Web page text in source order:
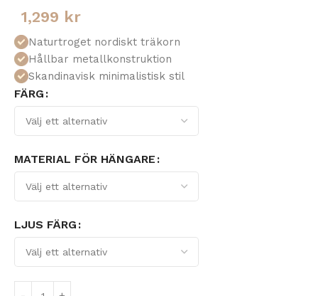
1,299 kr
Naturtroget nordiskt träkorn
Hållbar metallkonstruktion
Skandinavisk minimalistisk stil
FÄRG
MATERIAL FÖR HÄNGARE
LJUS FÄRG